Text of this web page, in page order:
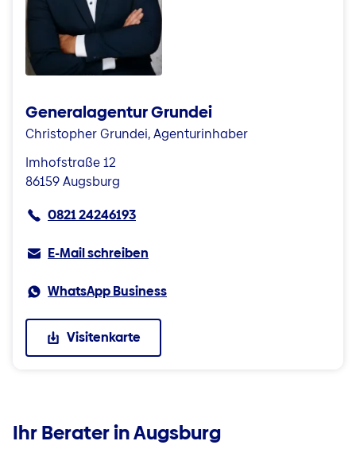
Generalagentur Grundei
Christopher Grundei, Agenturinhaber
Imhofstraße 12
86159 Augsburg
0821 24246193
E-Mail schreiben
WhatsApp Business
Visitenkarte
Ihr Berater in Augsburg